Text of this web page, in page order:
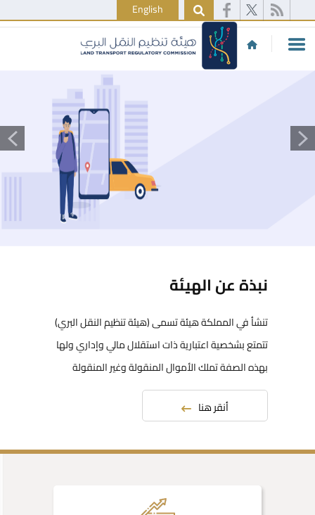
English
نبذة عن الهيئة
تنشأ في المملكة هيئة تسمى (هيئة تنظيم النقل البري)
تتمتع بشخصية اعتبارية ذات استقلال مالي وإداري ولها
بهذه الصفة تملك الأموال المنقولة وغير المنقولة
أنقر هنا